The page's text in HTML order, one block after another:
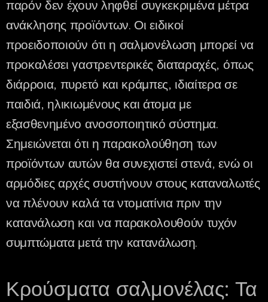
παρόν δεν έχουν ληφθεί συγκεκριμένα μέτρα
ανάκλησης προϊόντων. Οι ειδικοί
προειδοποιούν ότι η σαλμονέλωση μπορεί να
προκαλέσει γαστρεντερικές διαταραχές, όπως
διάρροια, πυρετό και κράμπες, ιδιαίτερα σε
παιδιά, ηλικιωμένους και άτομα με
εξασθενημένο ανοσοποιητικό σύστημα.
Σημειώνεται ότι η παρακολούθηση των
προϊόντων αυτών θα συνεχιστεί στενά, ενώ οι
αρμόδιες αρχές συστήνουν στους καταναλωτές
να πλένουν καλά τα ντοματίνια πριν την
κατανάλωση και να παρακολουθούν τυχόν
συμπτώματα μετά την κατανάλωση.
Κρούσματα σαλμονέλας: Τα